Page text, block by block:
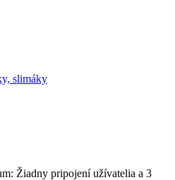
slimáky
Žiadny pripojení užívatelia a 3